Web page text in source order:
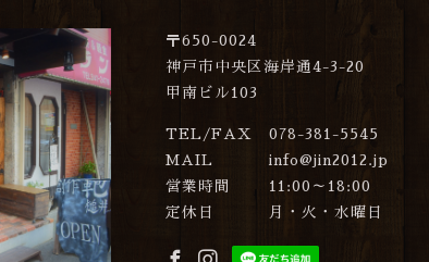
〒650-0024
神戸市中央区海岸通4-3-20
甲南ビル103
TEL/FAX
078-381-5545
MAIL
info@jin2012.jp
営業時間
11:00～18:00
定休日
月・火・水曜日